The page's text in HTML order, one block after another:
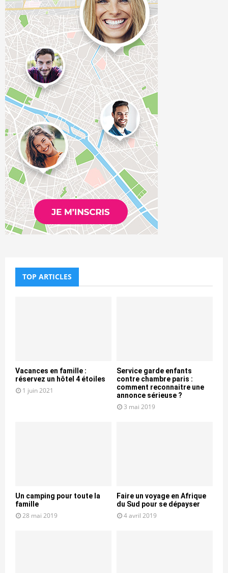
TOP ARTICLES
Vacances en famille :
réservez un hôtel 4 étoiles
1 juin 2021
Service garde enfants
contre chambre paris :
comment reconnaitre une
annonce sérieuse ?
3 mai 2019
Un camping pour toute la
famille
28 mai 2019
Faire un voyage en Afrique
du Sud pour se dépayser
4 avril 2019